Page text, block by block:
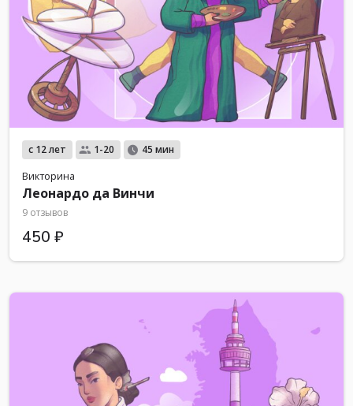
с 12 лет 1-20 45 мин
Викторина
Леонардо да Винчи
9 отзывов
450 ₽